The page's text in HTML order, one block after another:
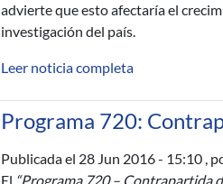
advierte que esto afectaría el
investigación del país.
Leer noticia completa
Programa 720:
Publicada el 28 Jun 2016 - 15:10 ,
El “Programa 720 – Contrapartida